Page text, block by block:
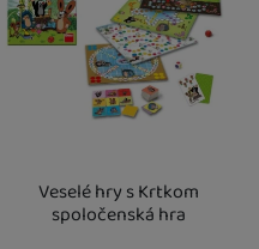
Veselé hry s Krtkom
spoločenská hra